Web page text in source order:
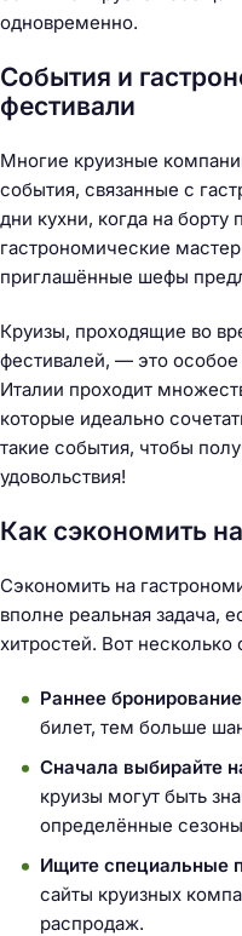
одновременно.
События и
фестивали
Многие круизные
события, связанные с
дни кухни, когда на борту
гастрономические
приглашённые шефы
Круизы, проходящие во
фестивалей, — это
Италии проходит
которые идеально
такие события, чтобы
удовольствия!
Как сэкономить
Сэкономить на
вполне реальная задача,
хитростей. Вот несколько
Раннее бронирование
билет, тем больше
Сначала выбирайте
круизы могут быть
определённые
Ищите специальные
сайты круизных
распродаж.